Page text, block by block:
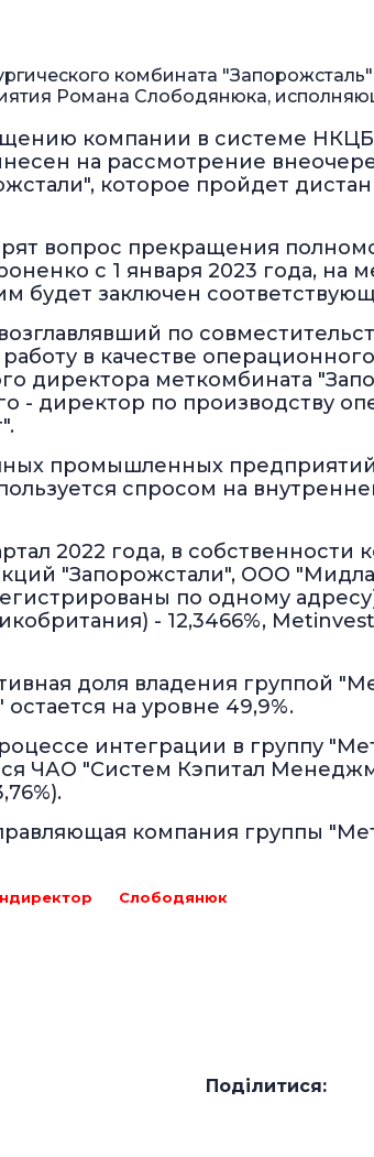
комбината
Романа Слободянюка,
компании в системе
на рассмотрение
которое пройдет
вопрос прекращения
с 1 января 2023 года, на
будет заключен
по
в качестве
директора меткомбината
- директор по производству
промышленных
спросом на
2022 года, в
"Запорожстали", ООО
по одному адресу)
- 12,3466%,
доля владения группой
на уровне 49,9%.
интеграции в группу
ЧАО "Систем Кэпитал
компания группы
Слободянюк
Поділитися: